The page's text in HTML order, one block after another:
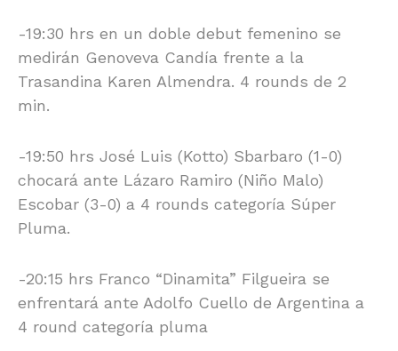
-19:30 hrs en un doble debut femenino se
medirán Genoveva Candía frente a la
Trasandina Karen Almendra. 4 rounds de 2
min.
-19:50 hrs José Luis (Kotto) Sbarbaro (1-0)
chocará ante Lázaro Ramiro (Niño Malo)
Escobar (3-0) a 4 rounds categoría Súper
Pluma.
-20:15 hrs Franco “Dinamita” Filgueira se
enfrentará ante Adolfo Cuello de Argentina a
4 round categoría pluma